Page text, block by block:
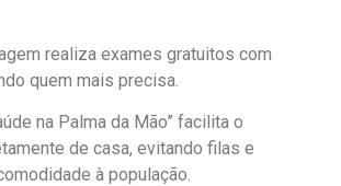
realiza exames gratuitos com
quem mais precisa.
na Palma da Mão” facilita o
de casa, evitando filas e
à população.